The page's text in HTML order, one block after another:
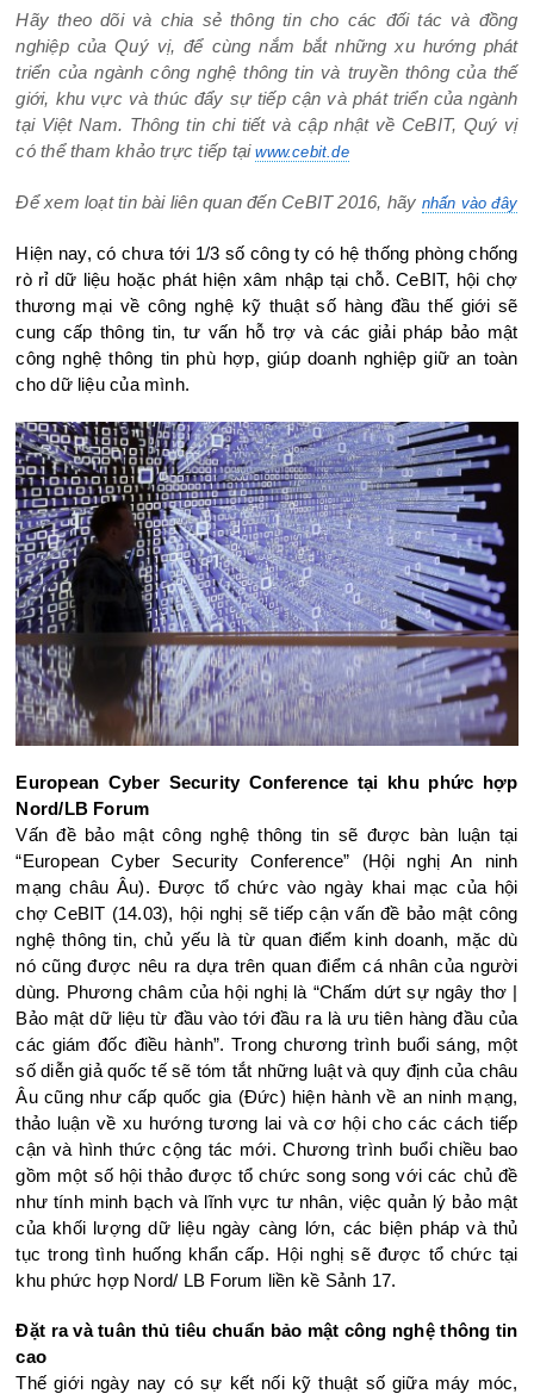
Hãy theo dõi và chia sẻ thông tin cho các đối tác và đồng
nghiệp của Quý vị, để cùng nắm bắt những xu hướng phát
triển của ngành công nghệ thông tin và truyền thông của thế
giới, khu vực và thúc đẩy sự tiếp cận và phát triển của ngành
tại Việt Nam. Thông tin chi tiết và cập nhật về CeBIT, Quý vị
có thể tham khảo trực tiếp tại www.cebit.de
Để xem loạt tin bài liên quan đến CeBIT 2016, hãy nhấn vào đây
Hiện nay, có chưa tới 1/3 số công ty có hệ thống phòng chống
rò rỉ dữ liệu hoặc phát hiện xâm nhập tại chỗ. CeBIT, hội chợ
thương mại về công nghệ kỹ thuật số hàng đầu thế giới sẽ
cung cấp thông tin, tư vấn hỗ trợ và các giải pháp bảo mật
công nghệ thông tin phù hợp, giúp doanh nghiệp giữ an toàn
cho dữ liệu của mình.
European Cyber Security Conference tại khu phức hợp
Nord/LB Forum
Vấn đề bảo mật công nghệ thông tin sẽ được bàn luận tại
“European Cyber Security Conference” (Hội nghị An ninh
mạng châu Âu). Được tổ chức vào ngày khai mạc của hội
chợ CeBIT (14.03), hội nghị sẽ tiếp cận vấn đề bảo mật công
nghệ thông tin, chủ yếu là từ quan điểm kinh doanh, mặc dù
nó cũng được nêu ra dựa trên quan điểm cá nhân của người
dùng. Phương châm của hội nghị là “Chấm dứt sự ngây thơ |
Bảo mật dữ liệu từ đầu vào tới đầu ra là ưu tiên hàng đầu của
các giám đốc điều hành”. Trong chương trình buổi sáng, một
số diễn giả quốc tế sẽ tóm tắt những luật và quy định của châu
Âu cũng như cấp quốc gia (Đức) hiện hành về an ninh mạng,
thảo luận về xu hướng tương lai và cơ hội cho các cách tiếp
cận và hình thức cộng tác mới. Chương trình buổi chiều bao
gồm một số hội thảo được tổ chức song song với các chủ đề
như tính minh bạch và lĩnh vực tư nhân, việc quản lý bảo mật
của khối lượng dữ liệu ngày càng lớn, các biện pháp và thủ
tục trong tình huống khẩn cấp. Hội nghị sẽ được tổ chức tại
khu phức hợp Nord/ LB Forum liền kề Sảnh 17.
Đặt ra và tuân thủ tiêu chuẩn bảo mật công nghệ thông tin
cao
Thế giới ngày nay có sự kết nối kỹ thuật số giữa máy móc,